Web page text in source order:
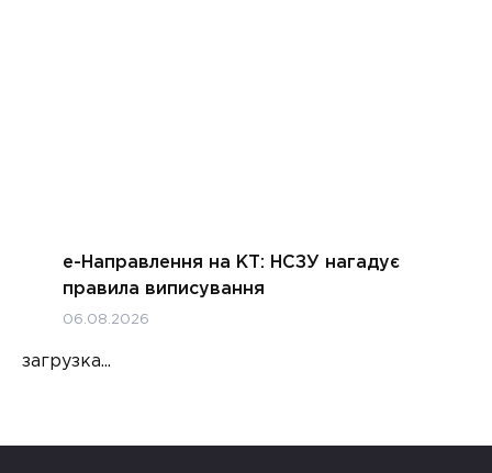
е-Направлення на КТ: НСЗУ нагадує
правила виписування
06.08.2026
загрузка...